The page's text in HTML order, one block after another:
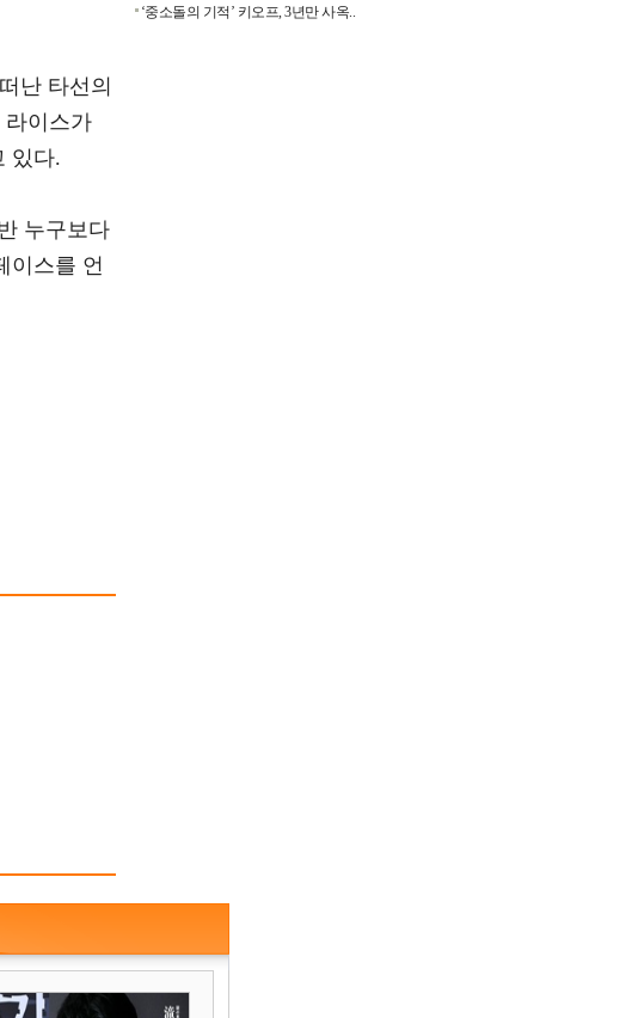
난 타선의
라이스가
있다.
누구보다
이스를 언
‘중소돌의 기적’ 키오프, 3년만 사옥..